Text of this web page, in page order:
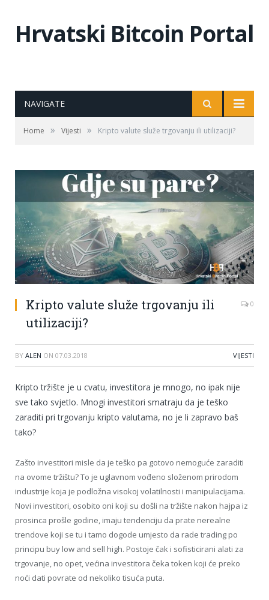
Hrvatski Bitcoin Portal
NAVIGATE
Home » Vijesti » Kripto valute služe trgovanju ili utilizaciji?
Kripto valute služe trgovanju ili
utilizaciji?
0
BY ALEN ON 07.03.2018 VIJESTI
Kripto tržište je u cvatu, investitora je mnogo, no ipak nije
sve tako svjetlo. Mnogi investitori smatraju da je teško
zaraditi pri trgovanju kripto valutama, no je li zapravo baš
tako?
Zašto investitori misle da je teško pa gotovo nemoguće zaraditi
na ovome tržištu? To je uglavnom vođeno složenom prirodom
industrije koja je podložna visokoj volatilnosti i manipulacijama.
Novi investitori, osobito oni koji su došli na tržište nakon hajpa iz
prosinca prošle godine, imaju tendenciju da prate nerealne
trendove koji se tu i tamo dogode umjesto da rade trading po
principu buy low and sell high. Postoje čak i sofisticirani alati za
trgovanje, no opet, većina investitora čeka token koji će preko
noći dati povrate od nekoliko tisuća puta.